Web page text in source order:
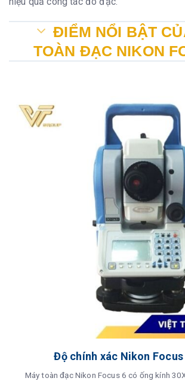
ĐIỂM NỔI BẬT
TOÀN ĐẠC NIKON
Độ chính xác Nikon Focus
Máy toàn đạc Nikon Focus 6 có ống kính